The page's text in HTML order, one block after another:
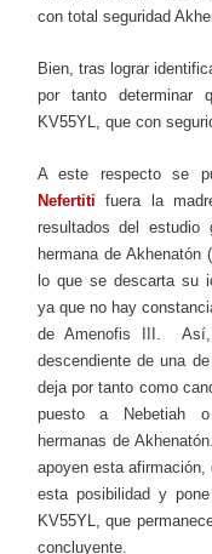
con total seguridad
Bien, tras lograr
por tanto determinar
KV55YL, que con
A este respecto se
Nefertiti
fuera la
resultados del estudio
hermana de
lo que se descarta su
ya que no hay
de Amenofis III. Así,
descendiente de una
deja por tanto como
puesto a Nebetiah
hermanas de
apoyen esta
esta posibilidad y
KV55YL, que
concluyente.